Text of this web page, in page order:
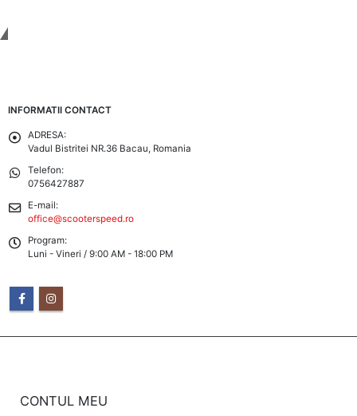
Current
Oferta Speciala - Set Portbagaje Textile ATV Bronco – Față + Spate
0din 5
590,00 lei
was:
590,00 lei.
price is:
INFORMATII CONTACT
ADRESA:
Vadul Bistritei NR.36 Bacau, Romania
Telefon:
0756427887
E-mail:
office@scooterspeed.ro
Program:
Luni - Vineri / 9:00 AM - 18:00 PM
CONTUL MEU